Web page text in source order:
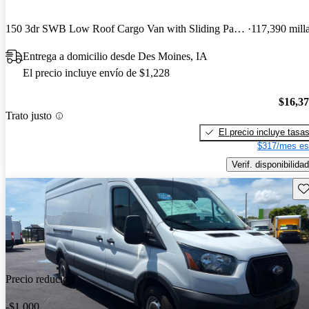
150 3dr SWB Low Roof Cargo Van with Sliding Passenger Side Door 117,390
Entrega a domicilio desde Des Moines, IA
El precio incluye envío de $1,228
Trato justo
El precio incluye tasas
$317/mes
Verif. disponibilidad
Precio reducido
-$1,000